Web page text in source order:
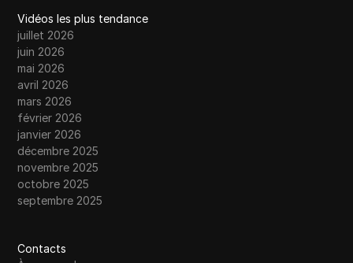
Vidéos les plus tendance
juillet 2026
juin 2026
mai 2026
avril 2026
mars 2026
février 2026
janvier 2026
décembre 2025
novembre 2025
octobre 2025
septembre 2025
Contacts